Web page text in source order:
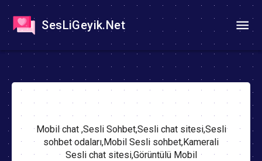
SesLiGeyik.Net
Mobil chat ,Sesli Sohbet,Sesli chat sitesi,Sesli
sohbet odaları,Mobil Sesli sohbet,Kamerali
Sesli chat sitesi,Görüntülü Mobil